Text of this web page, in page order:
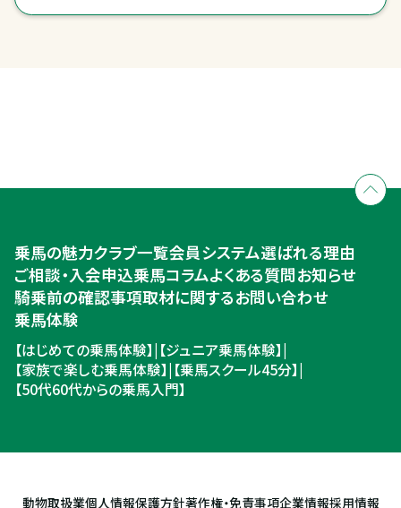
入会のご相談・申込
ご相談・入会申込
乗馬の魅力クラブ一覧会員システム選ばれる理由
ご相談・入会申込乗馬コラムよくある質問お知らせ
騎乗前の確認事項取材に関するお問い合わせ
乗馬体験
【はじめての乗馬体験】| 【ジュニア乗馬体験】|
【家族で楽しむ乗馬体験】| 【乗馬スクール45分】|
【50代60代からの乗馬入門】
動物取扱業個人情報保護方針著作権・免責事項企業情報採用情報